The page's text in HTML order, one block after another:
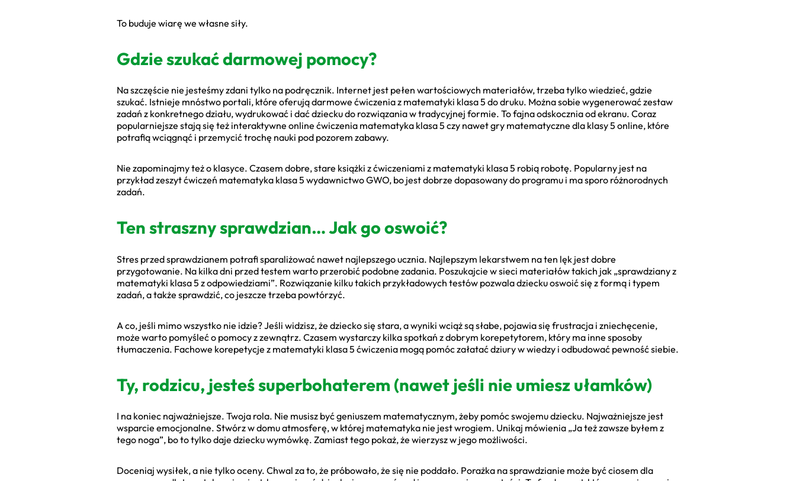
To buduje wiarę we własne siły.
Gdzie szukać darmowej pomocy?
Na szczęście nie jesteśmy zdani tylko na podręcznik. Internet jest pełen wartościowych materiałów, trzeba tylko wiedzieć, gdzie
szukać. Istnieje mnóstwo portali, które oferują darmowe ćwiczenia z matematyki klasa 5 do druku. Można sobie wygenerować zestaw
zadań z konkretnego działu, wydrukować i dać dziecku do rozwiązania w tradycyjnej formie. To fajna odskocznia od ekranu. Coraz
popularniejsze stają się też interaktywne online ćwiczenia matematyka klasa 5 czy nawet gry matematyczne dla klasy 5 online, które
potrafią wciągnąć i przemycić trochę nauki pod pozorem zabawy.
Nie zapominajmy też o klasyce. Czasem dobre, stare książki z ćwiczeniami z matematyki klasa 5 robią robotę. Popularny jest na
przykład zeszyt ćwiczeń matematyka klasa 5 wydawnictwo GWO, bo jest dobrze dopasowany do programu i ma sporo różnorodnych
zadań.
Ten straszny sprawdzian… Jak go oswoić?
Stres przed sprawdzianem potrafi sparaliżować nawet najlepszego ucznia. Najlepszym lekarstwem na ten lęk jest dobre
przygotowanie. Na kilka dni przed testem warto przerobić podobne zadania. Poszukajcie w sieci materiałów takich jak „sprawdziany z
matematyki klasa 5 z odpowiedziami”. Rozwiązanie kilku takich przykładowych testów pozwala dziecku oswoić się z formą i typem
zadań, a także sprawdzić, co jeszcze trzeba powtórzyć.
A co, jeśli mimo wszystko nie idzie? Jeśli widzisz, że dziecko się stara, a wyniki wciąż są słabe, pojawia się frustracja i zniechęcenie,
może warto pomyśleć o pomocy z zewnątrz. Czasem wystarczy kilka spotkań z dobrym korepetytorem, który ma inne sposoby
tłumaczenia. Fachowe korepetycje z matematyki klasa 5 ćwiczenia mogą pomóc załatać dziury w wiedzy i odbudować pewność siebie.
Ty, rodzicu, jesteś superbohaterem (nawet jeśli nie umiesz ułamków)
I na koniec najważniejsze. Twoja rola. Nie musisz być geniuszem matematycznym, żeby pomóc swojemu dziecku. Najważniejsze jest
wsparcie emocjonalne. Stwórz w domu atmosferę, w której matematyka nie jest wrogiem. Unikaj mówienia „Ja też zawsze byłem z
tego noga”, bo to tylko daje dziecku wymówkę. Zamiast tego pokaż, że wierzysz w jego możliwości.
Doceniaj wysiłek, a nie tylko oceny. Chwal za to, że próbowało, że się nie poddało. Porażka na sprawdzianie może być ciosem dla